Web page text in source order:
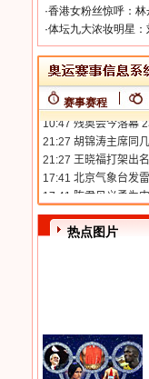
·香港女粉丝惊呼：
·体坛九大浓妆明星
赛事赛程
热点图片